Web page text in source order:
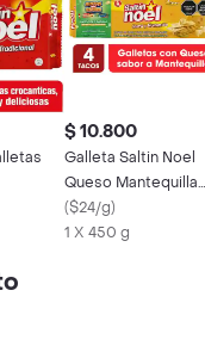
$ 10.800
Galleta Saltin Noel
Queso Mantequilla
Taco x 4 Oferta
($24/g)
1 X 450 g